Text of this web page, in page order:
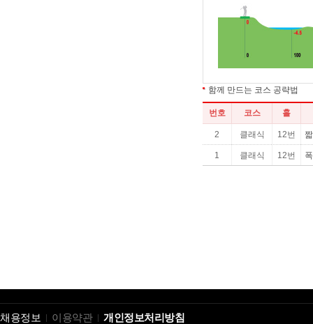
채용정보 이용약관 개인정보처리방침